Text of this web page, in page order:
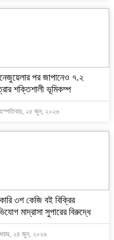
পর জাপানেও ৭.২
শক্তিশালী ভূমিকম্প
২৫ জুন, ২০২৬
৩শ কেজি বই বিক্রির
মাদ্রাসা সুপারের বিরুদ্ধে
২৪ জুন, ২০২৬